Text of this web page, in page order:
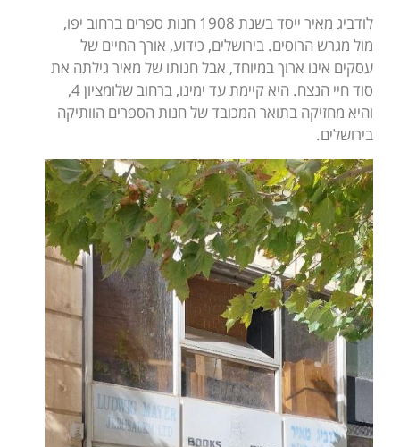
לודביג מַאיֵר ייסד בשנת 1908 חנות ספרים ברחוב יפו,
מול מגרש הרוסים. בירושלים, כידוע, אורך החיים של
עסקים אינו ארוך במיוחד, אבל חנותו של מאיר גילתה את
סוד חיי הנצח. היא קיימת עד ימינו, ברחוב שלומציון 4,
והיא מחזיקה בתואר המכובד של חנות הספרים הוותיקה
בירושלים.